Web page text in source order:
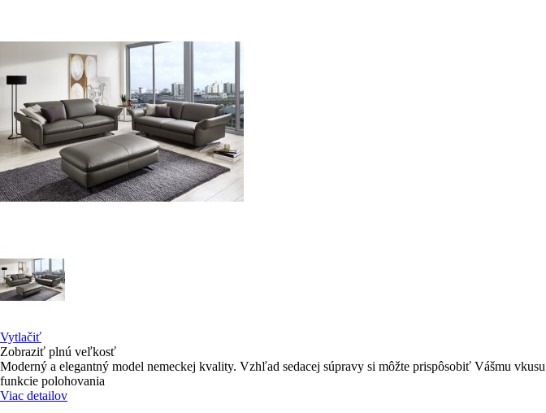
Vytlačiť
Zobraziť plnú veľkosť
Moderný a elegantný model nemeckej kvality. Vzhľad sedacej súpravy si môžte prispôsobiť Vášmu
funkcie polohovania
Viac detailov